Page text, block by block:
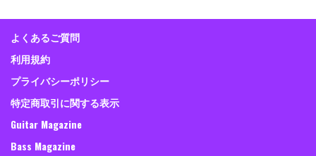
よくあるご質問
利用規約
プライバシーポリシー
特定商取引に関する表示
Guitar Magazine
Bass Magazine